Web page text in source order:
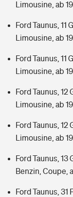
Limousine, ab
Ford Taunus, 11
Limousine, ab
Ford Taunus, 11
Limousine, ab
Ford Taunus, 12
Limousine, ab
Ford Taunus, 12
Limousine, ab
Ford Taunus, 13
Benzin, Coupe,
Ford Taunus, 31